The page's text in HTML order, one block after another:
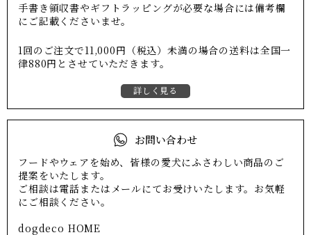
手書き領収書やギフトラッピングが必要な場合には備考欄
にご記載くださいませ。
1回のご注文で11,000円（税込）未満の場合の送料は全国一
律880円とさせていただきます。
詳しく見る
お問い合わせ
フードやウェアを始め、皆様の愛犬にふさわしい商品のご
提案をいたします。
ご相談は電話またはメールにてお受けいたします。お気軽
にご相談ください。
dogdeco HOME